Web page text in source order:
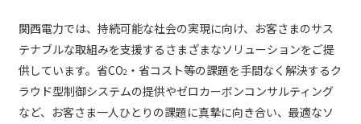
関西電力では、持続可能な社会の実現に向け、お客さまのサス
テナブルな取組みを支援するさまざまなソリューションをご提
供しています。省CO2 ・省コスト等の課題を手間なく解決するク
ラウド型制御システムの提供やゼロカーボンコンサルティング
など、お客さま一人ひとりの課題に真摯に向き合い、最適なソ